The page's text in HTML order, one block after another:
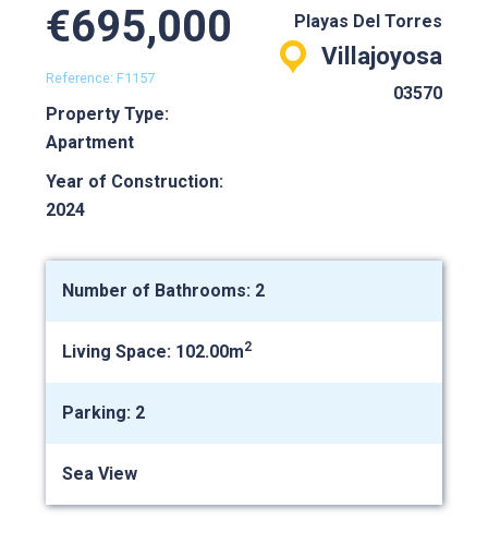
€695,000
Reference: F1157
Property Type:
Apartment
Year of Construction:
2024
Playas Del Torres
Villajoyosa
03570
Number of Bathrooms: 2
Living Space: 102.00m2
Parking: 2
Sea View